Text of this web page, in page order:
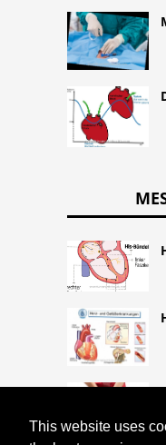
This website uses